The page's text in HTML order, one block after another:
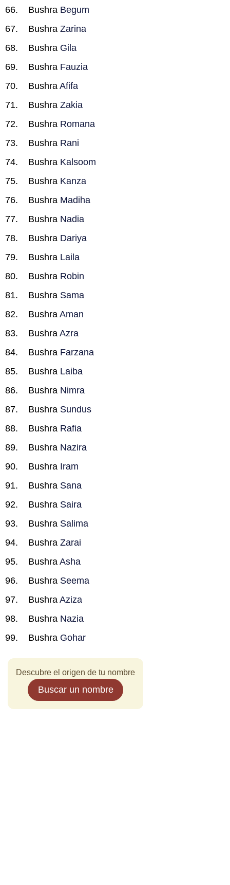
Bushra Begum
Bushra Zarina
Bushra Gila
Bushra Fauzia
Bushra Afifa
Bushra Zakia
Bushra Romana
Bushra Rani
Bushra Kalsoom
Bushra Kanza
Bushra Madiha
Bushra Nadia
Bushra Dariya
Bushra Laila
Bushra Robin
Bushra Sama
Bushra Aman
Bushra Azra
Bushra Farzana
Bushra Laiba
Bushra Nimra
Bushra Sundus
Bushra Rafia
Bushra Nazira
Bushra Iram
Bushra Sana
Bushra Saira
Bushra Salima
Bushra Zarai
Bushra Asha
Bushra Seema
Bushra Aziza
Bushra Nazia
Bushra Gohar
Descubre el origen de tu nombre
Buscar un nombre